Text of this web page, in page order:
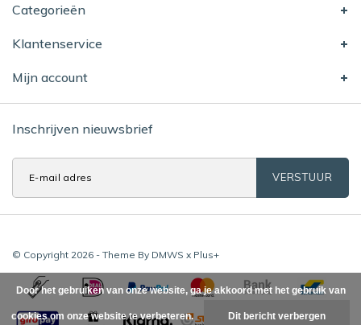
Categorieën
Klantenservice
Mijn account
Inschrijven nieuwsbrief
VERSTUUR
© Copyright 2026 - Theme By DMWS x Plus+
Door het gebruiken van onze website, ga je akkoord met het gebruik van
cookies om onze website te verbeteren. Dit bericht verbergen